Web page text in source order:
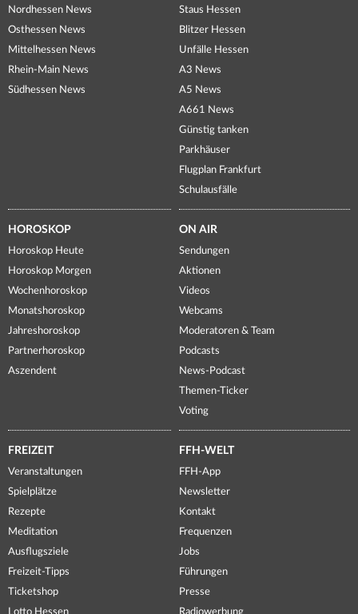
Nordhessen News
Osthessen News
Mittelhessen News
Rhein-Main News
Südhessen News
Staus Hessen
Blitzer Hessen
Unfälle Hessen
A3 News
A5 News
A661 News
Günstig tanken
Parkhäuser
Flugplan Frankfurt
Schulausfälle
HOROSKOP
Horoskop Heute
Horoskop Morgen
Wochenhoroskop
Monatshoroskop
Jahreshoroskop
Partnerhoroskop
Aszendent
ON AIR
Sendungen
Aktionen
Videos
Webcams
Moderatoren & Team
Podcasts
News-Podcast
Themen-Ticker
Voting
FREIZEIT
Veranstaltungen
Spielplätze
Rezepte
Meditation
Ausflugsziele
Freizeit-Tipps
Ticketshop
Lotto Hessen
FFH-WELT
FFH-App
Newsletter
Kontakt
Frequenzen
Jobs
Führungen
Presse
Radiowerbung